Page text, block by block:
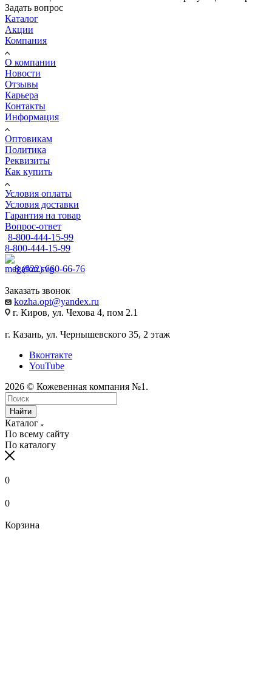
Задать вопрос
Каталог
Акции
Компания
О компании
Новости
Отзывы
Карьера
Контакты
Информация
Оптовикам
Политика
Реквизиты
Как купить
Условия оплаты
Условия доставки
Гарантия на товар
Вопрос-ответ
8-800-444-15-99
8-800-444-15-99
8 (922) 660-66-76
Заказать звонок
kozha.opt@yandex.ru
г. Киров, ул. Чехова 4, пом 2.1
г. Казань, ул. Чернышевского 35, 2 этаж
Вконтакте
YouTube
2026 © Кожевенная компания №1.
Найти
Каталог
По всему сайту
По каталогу
0
0
Корзина